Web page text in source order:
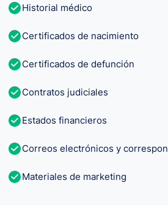
Historial médico
Certificados de nacimiento
Certificados de defunción
Contratos judiciales
Estados financieros
Correos electrónicos y
Materiales de marketing